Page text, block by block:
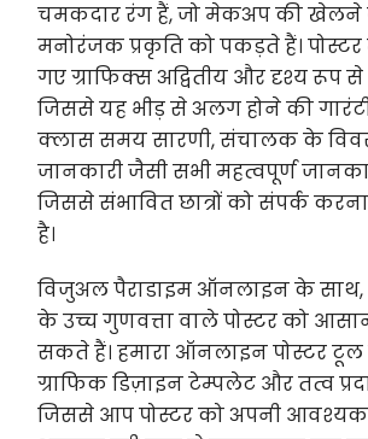
चमकदार रंग हैं, जो मेकअप की खेलने
मनोरंजक प्रकृति को पकड़ते हैं।
गए ग्राफिक्स अद्वितीय और दृश्य रूप
जिससे यह भीड़ से अलग होने की
क्लास समय सारणी, संचालक के
जानकारी जैसी सभी महत्वपूर्ण
जिससे संभावित छात्रों को संपर्क
है।
विजुअल पैराडाइम ऑनलाइन के
के उच्च गुणवत्ता वाले पोस्टर को
सकते हैं। हमारा ऑनलाइन पोस्टर टूल
ग्राफिक डिज़ाइन टेम्पलेट और तत्व
जिससे आप पोस्टर को अपनी